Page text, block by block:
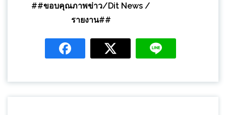
##ขอบคุณภาพข่าว/Dit News /
รายงาน##